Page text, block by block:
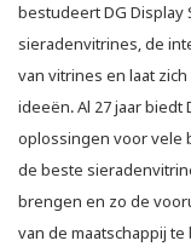
bestudeert DG Display
sieradenvitrines, de
van vitrines en laat
ideeën. Al 27 jaar biedt
oplossingen voor vele
de beste
brengen en zo de
van de maatschappij